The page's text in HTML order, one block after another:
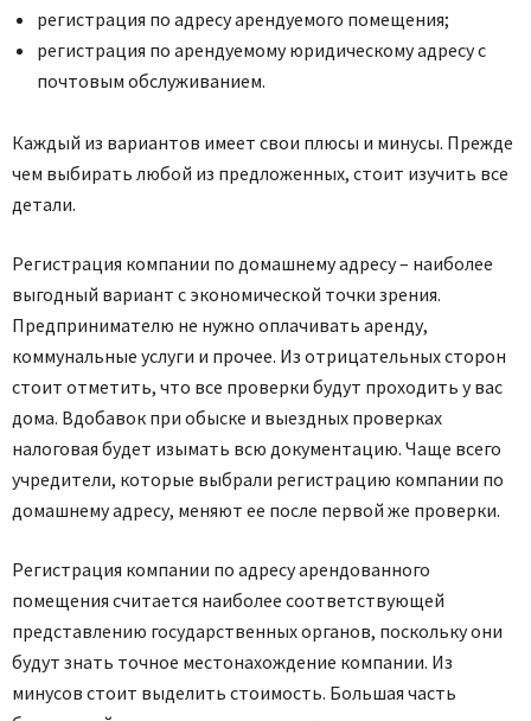
регистрация по адресу арендуемого помещения;
регистрация по арендуемому юридическому адресу с
почтовым обслуживанием.
Каждый из вариантов имеет свои плюсы и минусы. Прежде
чем выбирать любой из предложенных, стоит изучить все
детали.
Регистрация компании по домашнему адресу – наиболее
выгодный вариант с экономической точки зрения.
Предпринимателю не нужно оплачивать аренду,
коммунальные услуги и прочее. Из отрицательных сторон
стоит отметить, что все проверки будут проходить у вас
дома. Вдобавок при обыске и выездных проверках
налоговая будет изымать всю документацию. Чаще всего
учредители, которые выбрали регистрацию компании по
домашнему адресу, меняют ее после первой же проверки.
Регистрация компании по адресу арендованного
помещения считается наиболее соответствующей
представлению государственных органов, поскольку они
будут знать точное местонахождение компании. Из
минусов стоит выделить стоимость. Большая часть